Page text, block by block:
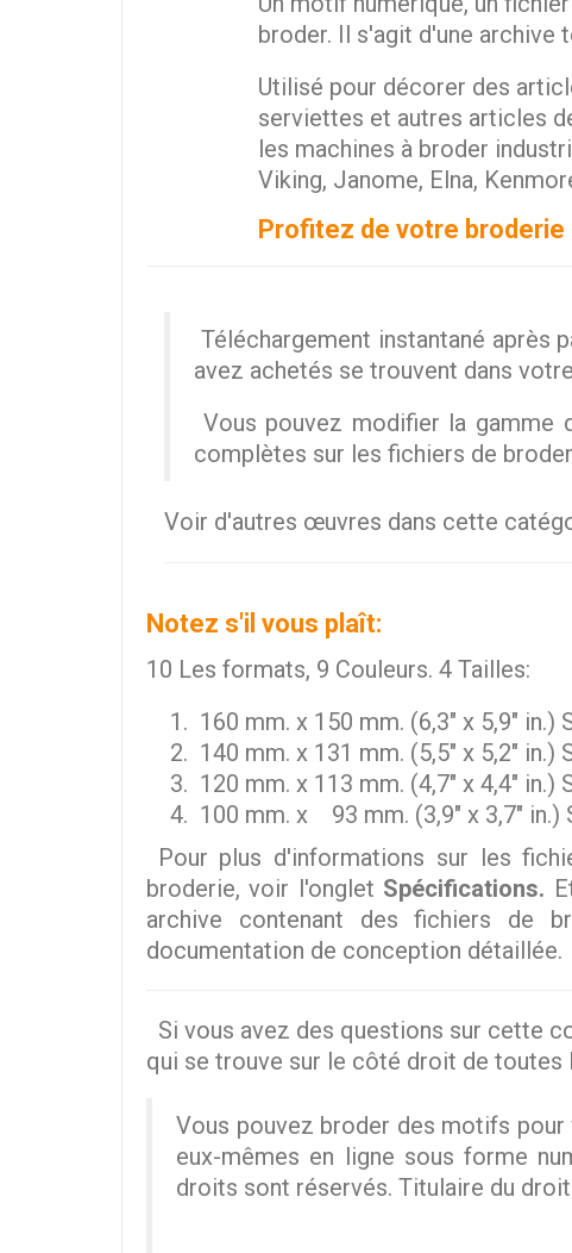
broder. Il s'agit d'une archive
Utilisé pour décorer des
serviettes et autres articles
les machines à broder
Viking, Janome, Elna,
Profitez de votre broderie
Téléchargement instantané après
avez achetés se trouvent dans
Vous pouvez modifier la gamme
complètes sur les fichiers de
Voir d'autres œuvres dans cette
Notez s'il vous plaît:
10 Les formats, 9 Couleurs. 4 Tailles:
160 mm. x 150 mm. (6,3" x 5,9" in.)
140 mm. x 131 mm. (5,5" x 5,2" in.)
120 mm. x 113 mm. (4,7" x 4,4" in.)
100 mm. x 93 mm. (3,9" x 3,7" in.)
Pour plus d'informations sur les
broderie, voir l'onglet Spécifications.
archive contenant des fichiers de
documentation de conception détaillée.
Si vous avez des questions sur cette
qui se trouve sur le côté droit de toutes
Vous pouvez broder des motifs
eux-mêmes en ligne sous forme
droits sont réservés. Titulaire du